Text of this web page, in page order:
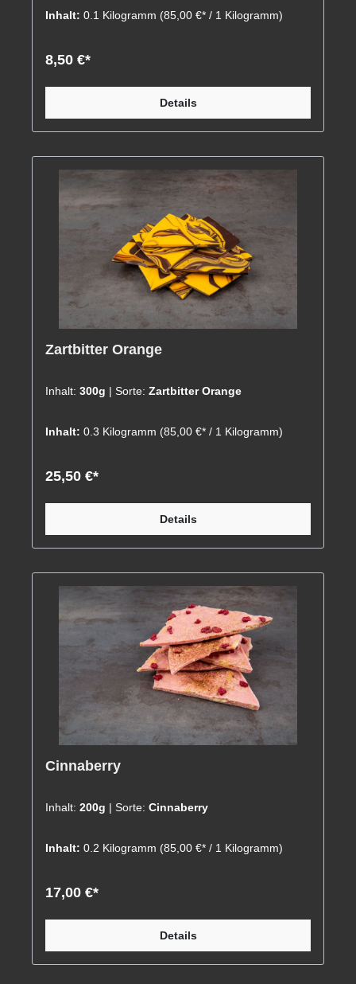
Inhalt: 0.1 Kilogramm (85,00 €* / 1 Kilogramm)
8,50 €*
Details
Zartbitter Orange
Inhalt: 300g | Sorte: Zartbitter Orange
Inhalt: 0.3 Kilogramm (85,00 €* / 1 Kilogramm)
25,50 €*
Details
Cinnaberry
Inhalt: 200g | Sorte: Cinnaberry
Inhalt: 0.2 Kilogramm (85,00 €* / 1 Kilogramm)
17,00 €*
Details